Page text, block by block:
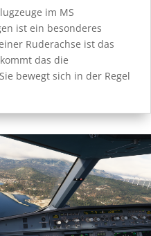
im MS
ist ein besonderes
Ruderachse ist das
das die
bewegt sich in der Regel